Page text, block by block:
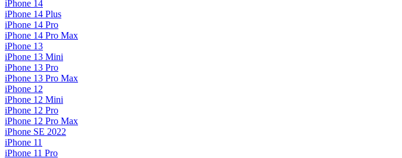
iPhone 14
iPhone 14 Plus
iPhone 14 Pro
iPhone 14 Pro Max
iPhone 13
iPhone 13 Mini
iPhone 13 Pro
iPhone 13 Pro Max
iPhone 12
iPhone 12 Mini
iPhone 12 Pro
iPhone 12 Pro Max
iPhone SE 2022
iPhone 11
iPhone 11 Pro